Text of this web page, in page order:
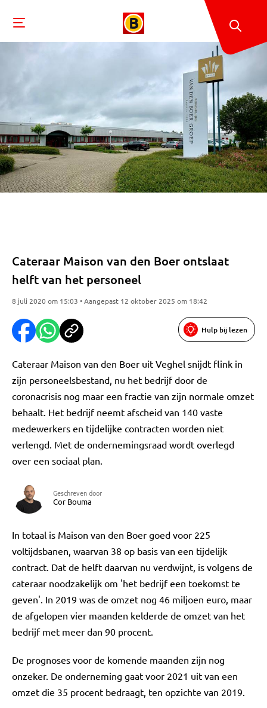
Cateraar Maison van den Boer ontslaat
helft van het personeel
8 juli 2020 om 15:03 • Aangepast 12 oktober 2025 om 18:42
Hulp bij lezen
Cateraar Maison van den Boer uit Veghel snijdt flink in
zijn personeelsbestand, nu het bedrijf door de
coronacrisis nog maar een fractie van zijn normale omzet
behaalt. Het bedrijf neemt afscheid van 140 vaste
medewerkers en tijdelijke contracten worden niet
verlengd. Met de ondernemingsraad wordt overlegd
over een sociaal plan.
Geschreven door
Cor Bouma
In totaal is Maison van den Boer goed voor 225
voltijdsbanen, waarvan 38 op basis van een tijdelijk
contract. Dat de helft daarvan nu verdwijnt, is volgens de
cateraar noodzakelijk om 'het bedrijf een toekomst te
geven'. In 2019 was de omzet nog 46 miljoen euro, maar
de afgelopen vier maanden kelderde de omzet van het
bedrijf met meer dan 90 procent.
De prognoses voor de komende maanden zijn nog
onzeker. De onderneming gaat voor 2021 uit van een
omzet die 35 procent bedraagt, ten opzichte van 2019.